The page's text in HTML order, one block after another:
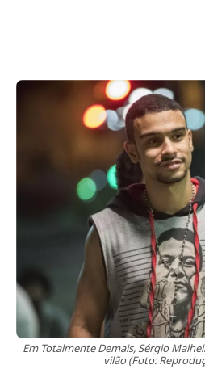
Em Totalmente Demais, Sérgio
vilão (Foto: